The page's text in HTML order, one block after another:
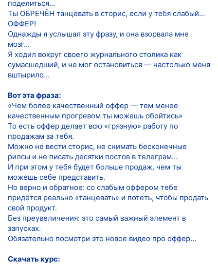
поделиться…
Ты ОБРЕЧЁН танцевать в сторис, если у тебя слабый…
ОФФЕР!
Однажды я услышал эту фразу, и она взорвала мне
мозг…
Я ходил вокруг своего журнального столика как
сумасшедший, и не мог остановиться — настолько меня
вштырило…
Вот эта фраза:
«Чем более качественный оффер — тем менее
качественным прогревом ты можешь обойтись»
То есть оффер делает всю «грязную» работу по
продажам за тебя.
Можно не вести сторис, не снимать бесконечные
рилсы и не писать десятки постов в телеграм…
И при этом у тебя будет больше продаж, чем ты
можешь себе представить.
Но верно и обратное: со слабым оффером тебе
придётся реально «танцевать» и потеть, чтобы продать
свой продукт.
Без преувеличения: это самый важный элемент в
запусках.
Обязательно посмотри это новое видео про оффер…
Скачать курс: